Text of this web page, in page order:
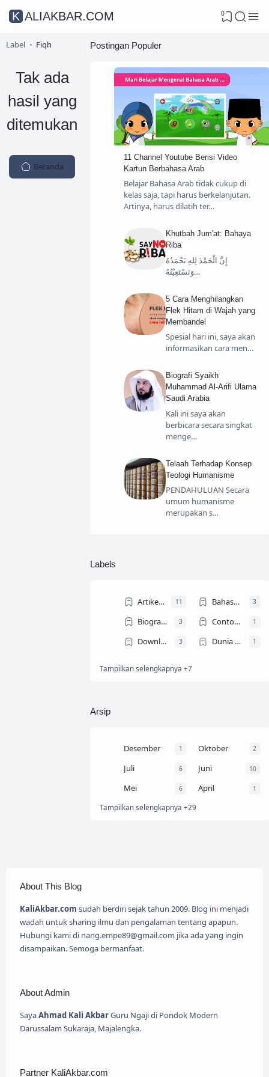
KALIAKBAR.COM 0
Label Fiqh
Tak ada
hasil yang
ditemukan
Beranda
Postingan Populer
11 Channel Youtube Berisi Video
Kartun Berbahasa Arab
Belajar Bahasa Arab tidak cukup di
kelas saja, tapi harus berkelanjutan.
Artinya, harus dilatih ter…
Khutbah Jum'at: Bahaya
Riba
إِنَّ الْحَمْدَ لِلهِ نَحْمَدُهُ
وَنَسْتَعِيْنُهُ…
5 Cara Menghilangkan
Flek Hitam di Wajah yang
Membandel
Spesial hari ini, saya akan
informasikan cara men…
Biografi Syaikh
Muhammad Al-Arifi Ulama
Saudi Arabia
Kali ini saya akan
berbicara secara singkat
menge…
Telaah Terhadap Konsep
Teologi Humanisme
PENDAHULUAN Secara
umum humanisme
merupakan s…
Labels
Artikel Ilmiah 11 Bahasa Arab 3
Biografi Tokoh 3 Contoh Teks MC 1
Download Ebook 3 Dunia Dosen 1
Dunia Mahasiswa 4
Tampilkan selengkapnya +7
Arsip
Desember 1 Oktober 2
Juli 6 Juni 10
Mei 6 April 1
Tampilkan selengkapnya +29
About This Blog
KaliAkbar.com sudah berdiri sejak tahun 2009. Blog ini menjadi
wadah untuk sharing ilmu dan pengalaman tentang apapun.
Hubungi kami di nang.empe89@gmail.com jika ada yang ingin
disampaikan. Semoga bermanfaat.
About Admin
SayaAhmad Kali AkbarGuru Ngaji di Pondok Modern
Darussalam Sukaraja, Majalengka.
Partner KaliAkbar.com